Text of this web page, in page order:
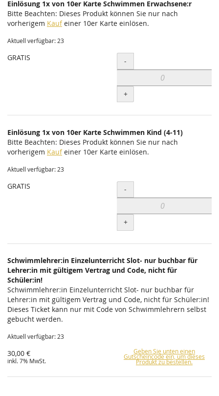
Einlösung 1x von 10er Karte Schwimmen Erwachsene:r
Bitte Beachten: Dieses Produkt können Sie nur nach
vorherigem Kaufeiner 10er Karte einlösen.
Aktuell verfügbar: 23
GRATIS Menge
-
+
Einlösung 1x von 10er Karte Schwimmen Kind (4-11)
Bitte Beachten: Dieses Produkt können Sie nur nach
vorherigem Kaufeiner 10er Karte einlösen.
Aktuell verfügbar: 23
GRATIS Menge
-
+
Schwimmlehrer:in Einzelunterricht Slot- nur buchbar für
Lehrer:in mit gültigem Vertrag und Code, nicht für
Schüler:in!
Schwimmlehrer:in Einzelunterricht Slot- nur buchbar für
Lehrer:in mit gültigem Vertrag und Code, nicht für Schüler:in!
Dieses Ticket kann nur mit Code von Schwimmlehrern selbst
gebucht werden.
Aktuell verfügbar: 23
30,00 €
inkl. 7% MwSt.
Geben Sie unten einen
Gutscheincode ein, um dieses
Produkt zu bestellen.